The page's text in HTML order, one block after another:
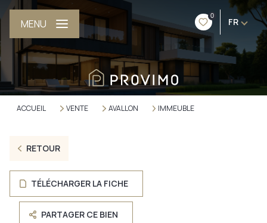
0
FR
MENU
ACCUEIL VENTE AVALLON IMMEUBLE
RETOUR
TÉLÉCHARGER LA FICHE
PARTAGER CE BIEN